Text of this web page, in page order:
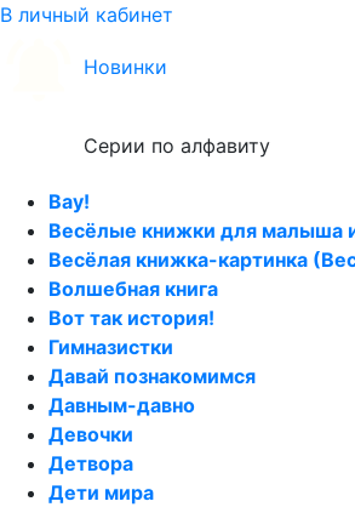
В личный кабинет
Новинки
Серии по алфавиту
Вау!
Весёлые книжки для малыша
Весёлая книжка-картинка
Волшебная книга
Вот так история!
Гимназистки
Давай познакомимся
Давным-давно
Девочки
Детвора
Дети мира